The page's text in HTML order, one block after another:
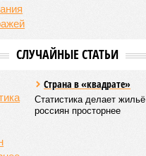
СЛУЧАЙНЫЕ СТАТЬИ
Страна в «квадрате»
Статистика делает жильё
россиян просторнее